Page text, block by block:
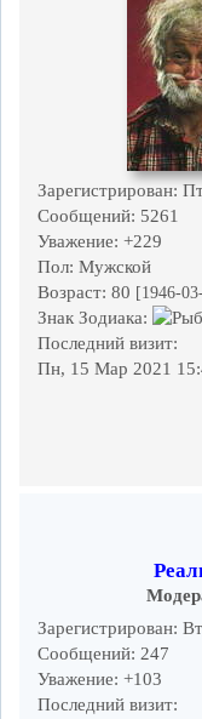
Зарегистрирован:
Сообщений: 5261
Уважение: +229
Пол: Мужской
Возраст: 80 [1946-
Знак Зодиака:
Последний визит:
Пн, 15 Мар 2021
Зарегистрирован:
Сообщений: 247
Уважение: +103
Последний визит: